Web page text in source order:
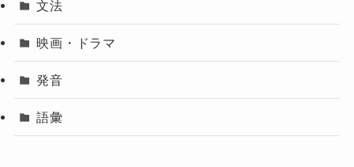
文法
映画・ドラマ
発音
語彙